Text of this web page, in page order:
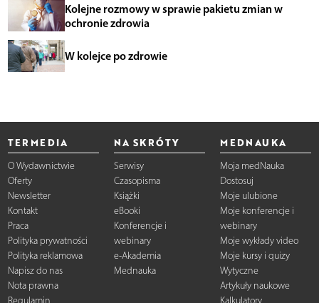
Kolejne rozmowy w sprawie pakietu zmian w
ochronie zdrowia
W kolejce po zdrowie
TERMEDIA
O Wydawnictwie
Oferty
Newsletter
Kontakt
Praca
Polityka prywatności
Polityka reklamowa
Napisz do nas
Nota prawna
Regulamin
NA SKRÓTY
Serwisy
Czasopisma
Książki
eBooki
Konferencje i
webinary
e-Akademia
Mednauka
MEDNAUKA
Moja medNauka
Dostosuj
Moje ulubione
Moje konferencje i
webinary
Moje wykłady video
Moje kursy i quizy
Wytyczne
Artykuły naukowe
Kalkulatory